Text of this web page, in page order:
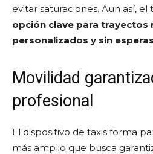
evitar saturaciones. Aun así, el
opción clave para trayectos
personalizados y sin
Movilidad
profesional
El dispositivo de taxis forma
más amplio que busca